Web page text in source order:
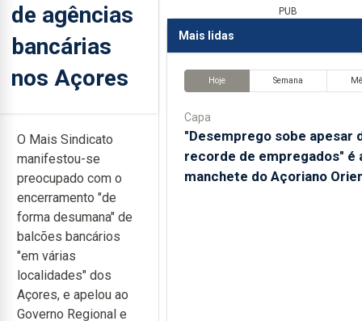
de agências
bancárias
nos Açores
O Mais Sindicato
manifestou-se
preocupado com o
encerramento "de
forma desumana" de
balcões bancários
"em várias
localidades" dos
Açores, e apelou ao
Governo Regional e
PUB
Mais lidas
Hoje Semana
Capa
"Desemprego sobe apesar
recorde de empregados" é
manchete do Açoriano